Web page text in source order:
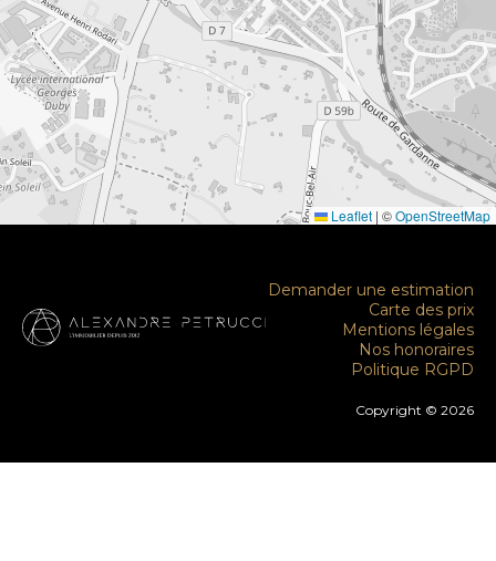
Leaflet | ©OpenStreetMap
Demander une estimation
Carte des prix
Mentions légales
Nos honoraires
Politique RGPD
Copyright © 2026